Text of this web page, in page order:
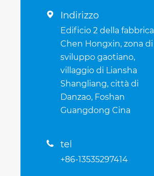
 Indirizzo
Edificio 2 della fabbrica
Chen Hongxin, zona di
sviluppo gaotiano,
villaggio di Liansha
Shangliang, città di
Danzao, Foshan
Guangdong Cina
 tel
+86-13535297414